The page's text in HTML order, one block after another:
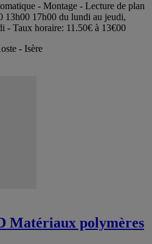
- Montage - Lecture de plan
13h00 17h00 du lundi au jeudi,
- Taux horaire: 11.50€ à 13€00
- Isère
Matériaux polymères